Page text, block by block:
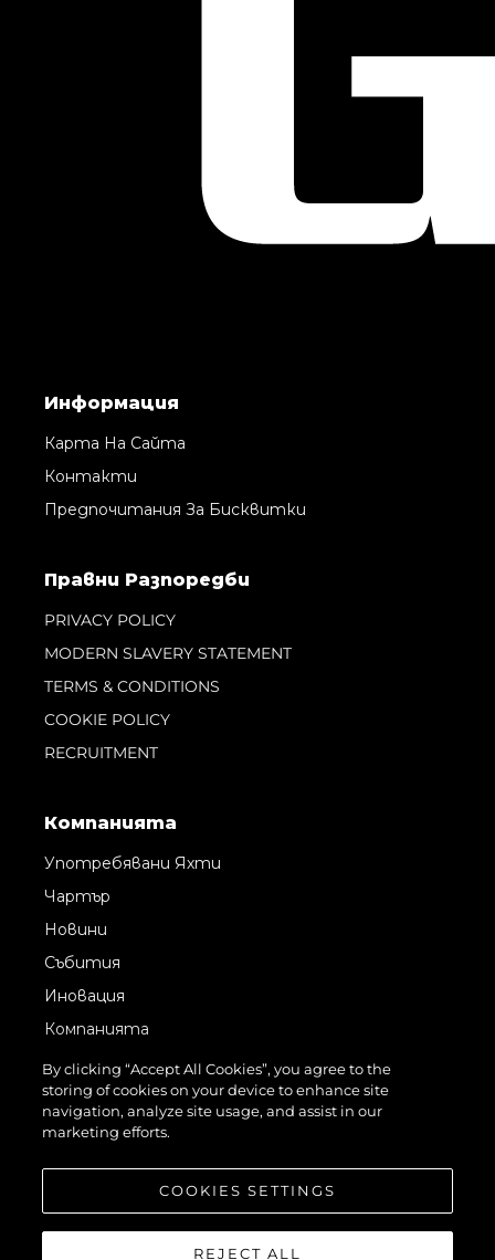
Информация
Карта На Сайта
Контакти
Предпочитания За Бисквитки
Правни Pазпоредби
PRIVACY POLICY
MODERN SLAVERY STATEMENT
TERMS & CONDITIONS
COOKIE POLICY
RECRUITMENT
Компанията
Употребявани Яхти
Чартър
Новини
Събития
Иновация
Компанията
Екипът
Лайфстайл
Наследство
By clicking “Accept All Cookies”, you agree to the
storing of cookies on your device to enhance site
navigation, analyze site usage, and assist in our
marketing efforts.
COOKIES SETTINGS
REJECT ALL